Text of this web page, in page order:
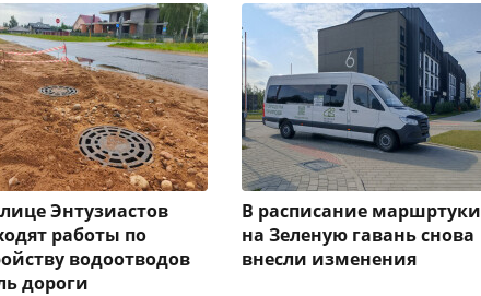
Энтузиастов
работы по
водоотводов
дороги
В расписание маршртуки
на Зеленую гавань снова
внесли изменения